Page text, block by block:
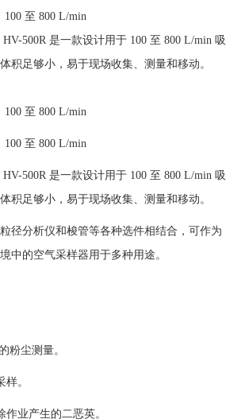
至 800 L/min
500R 是一款设计用于 100 至 800 L/min 吸
积足够小，易于现场收集、测量和移动。
至 800 L/min
至 800 L/min
500R 是一款设计用于 100 至 800 L/min 吸
积足够小，易于现场收集、测量和移动。
径分析仪和梭管等各种选件相结合，可作为
中的空气采样器用于多种用途。
粉尘测量。
。
作业产生的二恶英。